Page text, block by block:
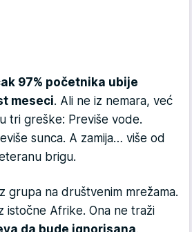
97% početnika ubije
meseci. Ali ne iz nemara, već
tri greške: Previše vode.
sunca. A zamija… više od
brigu.
grupa na društvenim mrežama.
istočne Afrike. Ona ne traži
da bude ignorisana.